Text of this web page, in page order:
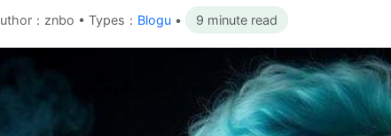
uthor：znbo • Types： Blogu • 9 minute read